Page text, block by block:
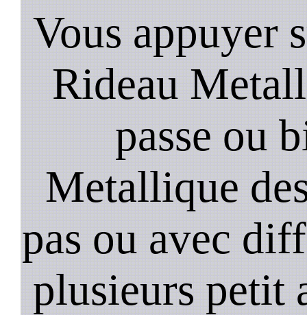
Vous appuyer
Rideau
passe ou
Metallique
pas ou avec
plusieurs petit